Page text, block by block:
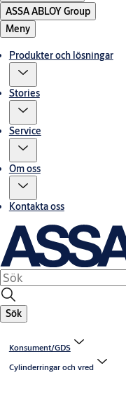
ASSA ABLOY Group
Meny
Produkter och lösningar
Stories
Service
Om oss
Kontakta oss
Sök
Konsument/GDS
Cylinderringar och vred